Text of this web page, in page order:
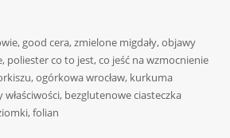
good cera, zmielone migdały, objawy
poliester co to jest, co jeść na wzmocnienie
ogórkowa wrocław, kurkuma
bezglutenowe ciasteczka
folian